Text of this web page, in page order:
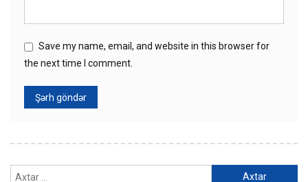
Save my name, email, and website in this browser for
the next time I comment.